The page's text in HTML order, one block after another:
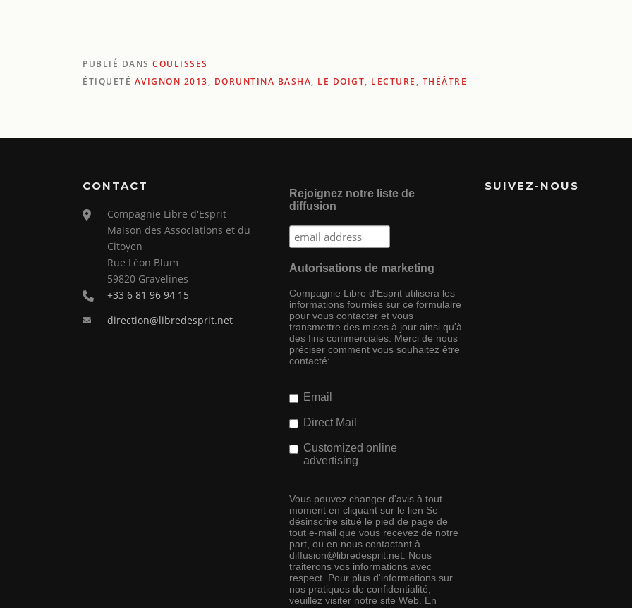
PUBLIÉ DANS COULISSES
ÉTIQUETÉ AVIGNON 2013, DORUNTINA BASHA, LE DOIGT, LECTURE , THÉÂTRE
CONTACT
Compagnie Libre d'Esprit
Maison des Associations et du
Citoyen
Rue Léon Blum
59820 Gravelines
+33 6 81 96 94 15
direction@libredesprit.net
Rejoignez notre liste de
diffusion
Autorisations de marketing
Compagnie Libre d'Esprit utilisera les
informations fournies sur ce formulaire
pour vous contacter et vous
transmettre des mises à jour ainsi qu'à
des fins commerciales. Merci de nous
préciser comment vous souhaitez être
contacté:
Email
Direct Mail
Customized online
advertising
Vous pouvez changer d'avis à tout
moment en cliquant sur le lien Se
désinscrire situé le pied de page de
tout e-mail que vous recevez de notre
part, ou en nous contactant à
diffusion@libredesprit.net. Nous
traiterons vos informations avec
respect. Pour plus d'informations sur
nos pratiques de confidentialité,
veuillez visiter notre site Web. En
SUIVEZ-NOUS